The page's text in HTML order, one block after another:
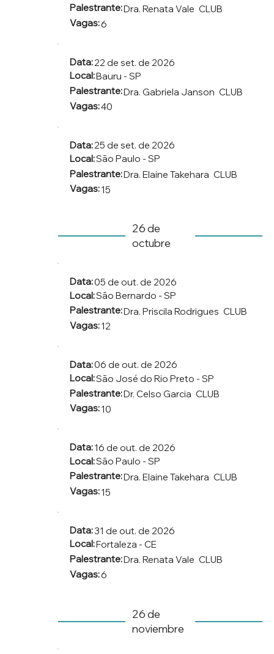
Palestrante:Dra. Renata Vale CLUB
Vagas:6
Data:22 de set. de 2026
Local:Bauru - SP
Palestrante:Dra. Gabriela Janson CLUB
Vagas:40
Data:25 de set. de 2026
Local:São Paulo - SP
Palestrante:Dra. Elaine Takehara CLUB
Vagas:15
26 de
octubre
Data:05 de out. de 2026
Local:São Bernardo - SP
Palestrante:Dra. Priscila Rodrigues CLUB
Vagas:12
Data:06 de out. de 2026
Local:São José do Rio Preto - SP
Palestrante:Dr. Celso Garcia CLUB
Vagas:10
Data:16 de out. de 2026
Local:São Paulo - SP
Palestrante:Dra. Elaine Takehara CLUB
Vagas:15
Data:31 de out. de 2026
Local:Fortaleza - CE
Palestrante:Dra. Renata Vale CLUB
Vagas:6
26 de
noviembre